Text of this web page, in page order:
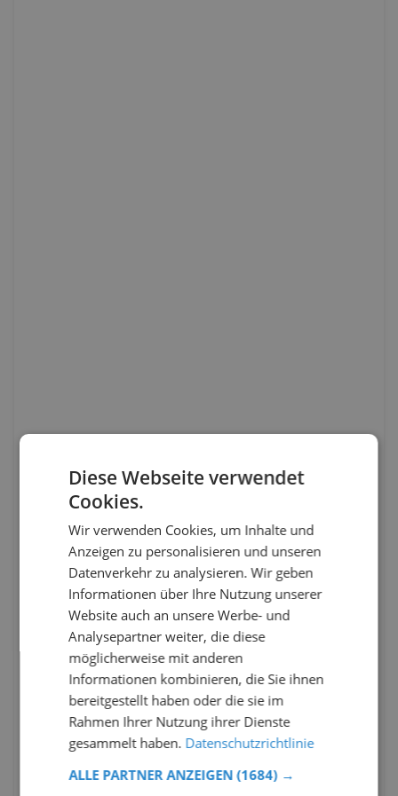
Diese Webseite verwendet
Cookies.
Wir verwenden Cookies, um Inhalte und
Anzeigen zu personalisieren und unseren
Datenverkehr zu analysieren. Wir geben
Informationen über Ihre Nutzung unserer
Website auch an unsere Werbe- und
Analysepartner weiter, die diese
möglicherweise mit anderen
Informationen kombinieren, die Sie ihnen
bereitgestellt haben oder die sie im
Rahmen Ihrer Nutzung ihrer Dienste
gesammelt haben. Datenschutzrichtlinie
ALLE PARTNER ANZEIGEN (1684) →